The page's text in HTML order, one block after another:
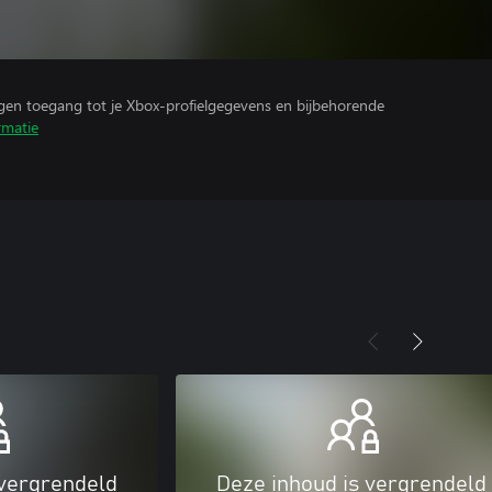
toegang tot je Xbox-profielgegevens en bijbehorende
Deze inhoud is vergrendeld